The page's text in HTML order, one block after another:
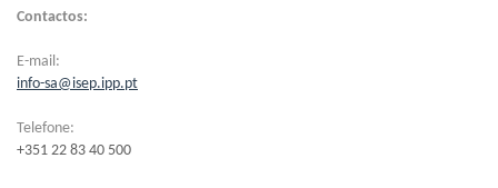
Contactos:
E-mail:
info-sa@isep.ipp.pt
Telefone:
+351 22 83 40 500